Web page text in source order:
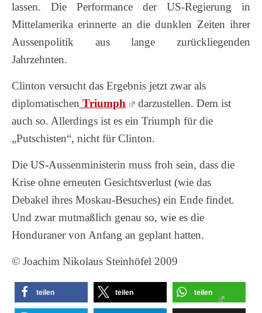
lassen. Die Performance der US-Regierung in
Mittelamerika erinnerte an die dunklen Zeiten ihrer
Aussenpolitik aus lange zurückliegenden
Jahrzehnten.
Clinton versucht das Ergebnis jetzt zwar als
diplomatischen Triumph
darzustellen. Dem ist
auch so. Allerdings ist es ein Triumph für die
„Putschisten“, nicht für Clinton.
Die US-Aussenministerin muss froh sein, dass die
Krise ohne erneuten Gesichtsverlust (wie das
Debakel ihres Moskau-Besuches) ein Ende findet.
Und zwar mutmaßlich genau so, wie es die
Honduraner von Anfang an geplant hatten.
© Joachim Nikolaus Steinhöfel 2009
teilen teilen teilen